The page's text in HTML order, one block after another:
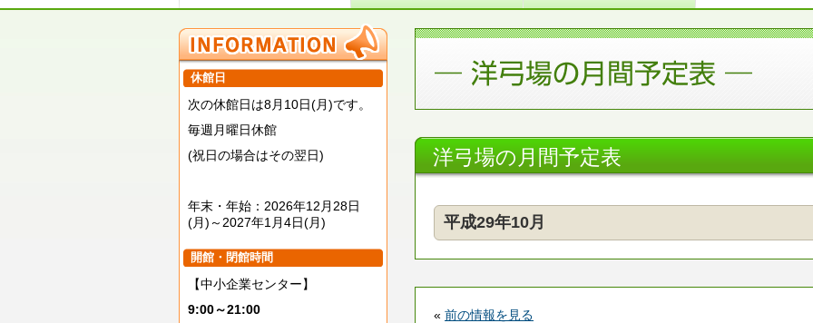
休館日
次の休館日は8月10日(月)です。
毎週月曜日休館
(祝日の場合はその翌日)
年末・年始：2026年12月28日
(月)～2027年1月4日(月)
開館・閉館時間
【中小企業センター】
9:00～21:00
洋弓場の月間予定表
平成29年10月
« 前の情報を見る